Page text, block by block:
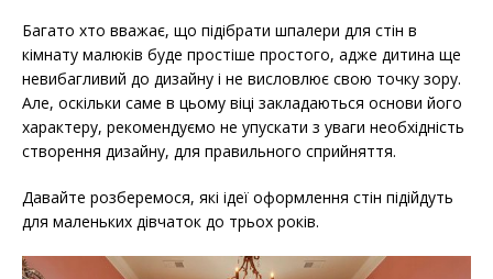
Багато хто вважає, що підібрати шпалери для стін в
кімнату малюків буде простіше простого, адже дитина ще
невибагливий до дизайну і не висловлює свою точку зору.
Але, оскільки саме в цьому віці закладаються основи його
характеру, рекомендуємо не упускати з уваги необхідність
створення дизайну, для правильного сприйняття.
Давайте розберемося, які ідеї оформлення стін підійдуть
для маленьких дівчаток до трьох років.